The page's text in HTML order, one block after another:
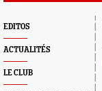
EDITOS
ACTUALITÉS
LE CLUB